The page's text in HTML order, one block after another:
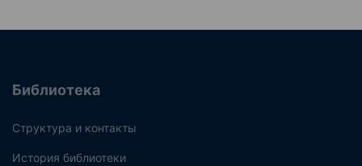
Библиотека
Структура и контакты
История библиотеки